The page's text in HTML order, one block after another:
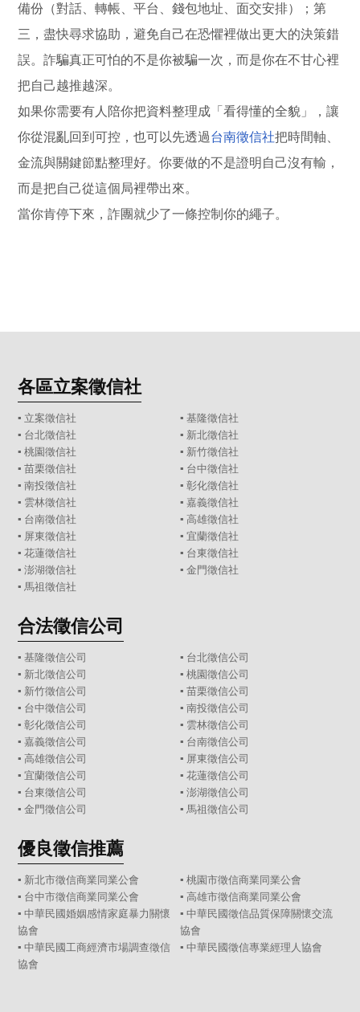
備份（對話、轉帳、平台、錢包地址、面交安排）；第
三，盡快尋求協助，避免自己在恐懼裡做出更大的決策錯
誤。詐騙真正可怕的不是你被騙一次，而是你在不甘心裡
把自己越推越深。
如果你需要有人陪你把資料整理成「看得懂的全貌」，讓
你從混亂回到可控，也可以先透過台南徵信社把時間軸、
金流與關鍵節點整理好。你要做的不是證明自己沒有輸，
而是把自己從這個局裡帶出來。
當你肯停下來，詐團就少了一條控制你的繩子。
各區立案徵信社
▪ 立案徵信社 ▪ 基隆徵信社
▪ 台北徵信社 ▪ 新北徵信社
▪桃園徵信社 ▪ 新竹徵信社
▪苗栗徵信社 ▪ 台中徵信社
▪南投徵信社 ▪ 彰化徵信社
▪ 雲林徵信社 ▪ 嘉義徵信社
▪ 台南徵信社 ▪ 高雄徵信社
▪ 屏東徵信社 ▪ 宜蘭徵信社
▪花蓮徵信社 ▪ 台東徵信社
▪澎湖徵信社 ▪ 金門徵信社
▪ 馬祖徵信社
合法徵信公司
▪基隆徵信公司 ▪ 台北徵信公司
▪ 新北徵信公司 ▪ 桃園徵信公司
▪ 新竹徵信公司 ▪ 苗栗徵信公司
▪ 台中徵信公司 ▪ 南投徵信公司
▪彰化徵信公司 ▪ 雲林徵信公司
▪嘉義徵信公司 ▪ 台南徵信公司
▪高雄徵信公司 ▪ 屏東徵信公司
▪宜蘭徵信公司 ▪ 花蓮徵信公司
▪ 台東徵信公司 ▪ 澎湖徵信公司
▪金門徵信公司 ▪ 馬祖徵信公司
優良徵信推薦
▪ 新北市徵信商業同業公會
▪ 桃園市徵信商業同業公會
▪ 台中市徵信商業同業公會
▪ 高雄市徵信商業同業公會
▪ 中華民國婚姻感情家庭暴力關懷
協會
▪ 中華民國徵信品質保障關懷交流
協會
▪ 中華民國工商經濟市場調查徵信
協會
▪ 中華民國徵信專業經理人協會